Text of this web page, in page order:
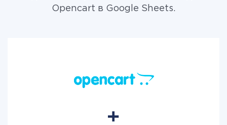
Opencart в Google Sheets.